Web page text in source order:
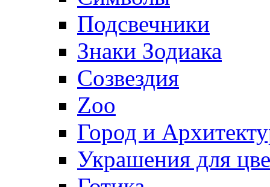
Подсвечники
Знаки Зодиака
Созвездия
Zoo
Город и
Украшения для